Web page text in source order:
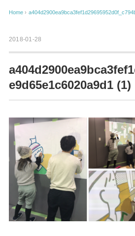
Home ›
2018-01-28
e9d65e1c6020a9d1 (1)